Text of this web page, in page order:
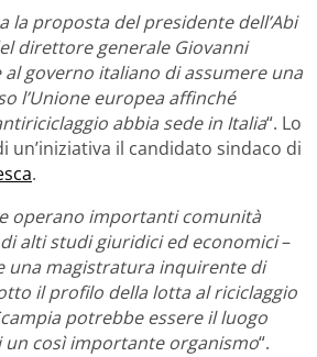
la proposta del presidente dell’Abi
direttore generale Giovanni
governo italiano di assumere una
l’Unione europea affinché
abbia sede in Italia“. Lo
un’iniziativa il candidato sindaco di
.
operano importanti comunità
alti studi giuridici ed economici–
una magistratura inquirente di
il profilo della lotta al riciclaggio
potrebbe essere il luogo
un così importante organismo“.